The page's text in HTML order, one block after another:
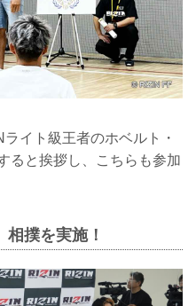
イト級王者のホベルト・
ると挨拶し、こちらも参加
撲を実施！